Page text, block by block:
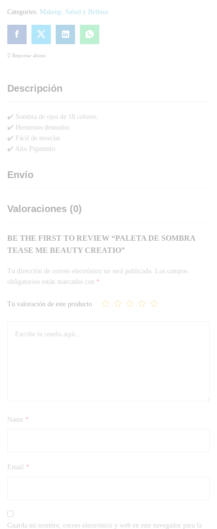
Categories: Makeup Salud y Belleza
Reportar abuso
Descripción
✔️ Sombra de ojos de 18 colores.
✔️ Hermosos desnudos.
✔️ Fácil de mezclar.
✔️ Alto Pigmento.
Envío
Valoraciones (0)
BE THE FIRST TO REVIEW “PALETA DE SOMBRA
TEASE ME BEAUTY CREATIO”
Tu dirección de correo electrónico no será publicada.
Los campos
obligatorios están marcados con *
Tu valoración de este producto
Name *
Email *
Guarda mi nombre, correo electrónico y web en este navegador para la